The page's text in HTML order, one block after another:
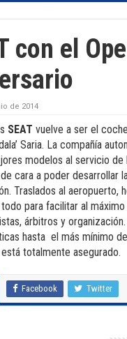
con el
de 2014
SEAT vuelve a ser el
Saria. La compañía
modelos al servicio de
cara a poder desarrollar
Traslados al aeropuerto,
para facilitar al
árbitros y
hasta el más mínimo
está totalmente asegurado.
Facebook Twitter